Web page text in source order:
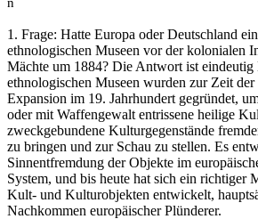
1. Frage: Hatte Europa oder Deutschland
ethnologischen Museen vor der kolonialen
Mächte um 1884? Die Antwort ist
ethnologischen Museen wurden zur Zeit der
Expansion im 19. Jahrhundert gegründet,
oder mit Waffengewalt entrissene heilige
zweckgebundene Kulturgegenstände
zu bringen und zur Schau zu stellen. Es
Sinnentfremdung der Objekte im
System, und bis heute hat sich ein richtiger
Kult- und Kulturobjekten entwickelt,
Nachkommen europäischer Plünderer.